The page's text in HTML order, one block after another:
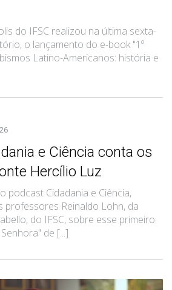
do IFSC realizou na última sexta-
o lançamento do e-book "1º
Latino-Americanos: história e
e Ciência conta os
Hercílio Luz
podcast Cidadania e Ciência,
professores Reinaldo Lohn, da
do IFSC, sobre esse primeiro
de [...]